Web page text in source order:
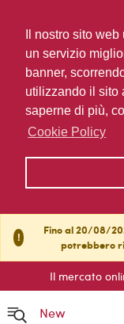
Il nostro sito
un servizio
banner,
utilizzando il sito
saperne di più,
Cookie Policy
!
Fino al 20/08/
potrebbero
Il mercato
New